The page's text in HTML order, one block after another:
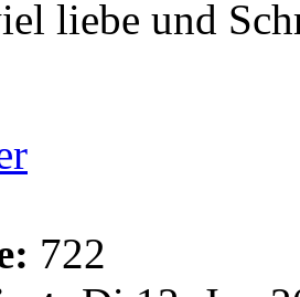
liebe und
722